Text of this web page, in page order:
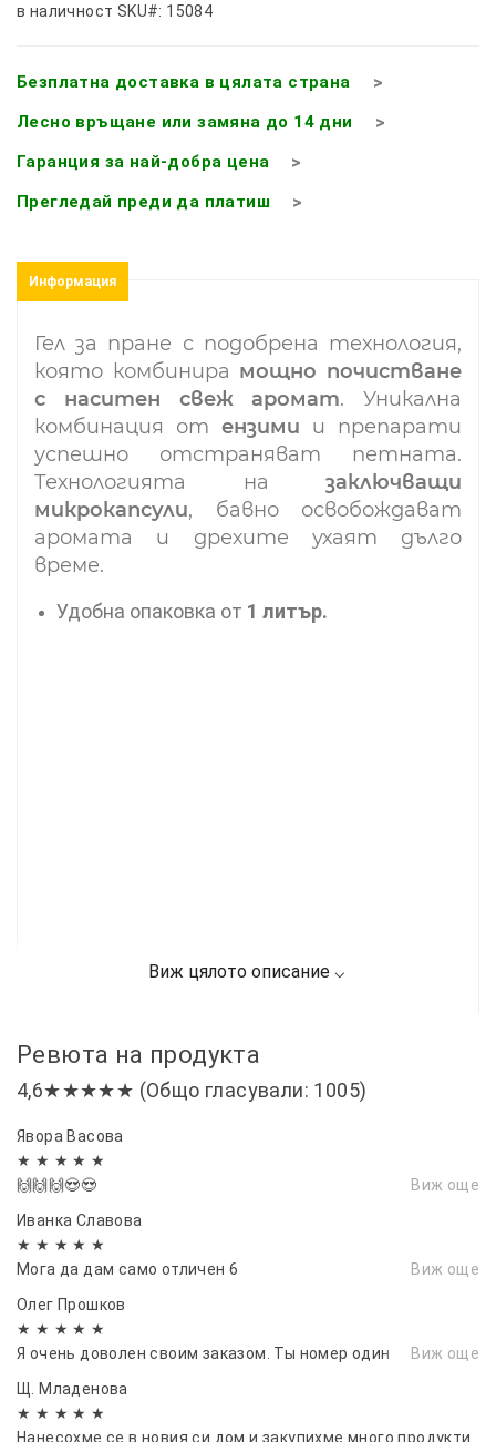
в наличност SKU#: 15084
Безплатна доставка в цялата страна
Лесно връщане или замяна до 14 дни
Гаранция за най-добра цена
Прегледай преди да платиш
Информация
Гел за пране с подобрена технология,
която комбинира мощно почистване
с наситен свеж аромат. Уникална
комбинация от ензими и препарати
успешно отстраняват петната.
Технологията на заключващи
микрокапсули, бавно освобождават
аромата и дрехите ухаят дълго
време.
Удобна опаковка от 1 литър.
Ревюта на продукта
4,6★★★★★ (Общо гласували: 1005)
Явора Васовa
★ ★ ★ ★ ★
🙌🙌🙌😍😍
Виж още
Иванка Славова
★ ★ ★ ★ ★
Мога да дам само отличен 6
Виж още
Олег Прошков
★ ★ ★ ★ ★
Я очень доволен своим заказом. Ты номер один
Виж още
Щ. Младенова
★ ★ ★ ★ ★
Нанесохме се в новия си дом и закупихме много продукти